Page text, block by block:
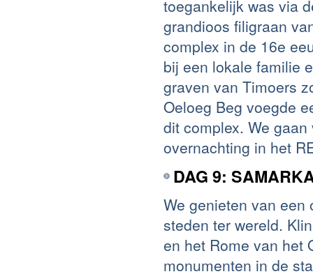
toegankelijk was via
grandioos filigraan
complex in de 16e
bij een lokale familie
graven van Timoers
Oeloeg Beg voegde
dit complex. We
overnachting in het
DAG 9:
We genieten van
steden ter wereld.
en het Rome van het
monumenten in de